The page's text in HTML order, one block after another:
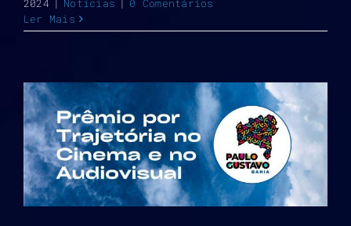
2024 | Notícias | 0 Comentários
Ler Mais